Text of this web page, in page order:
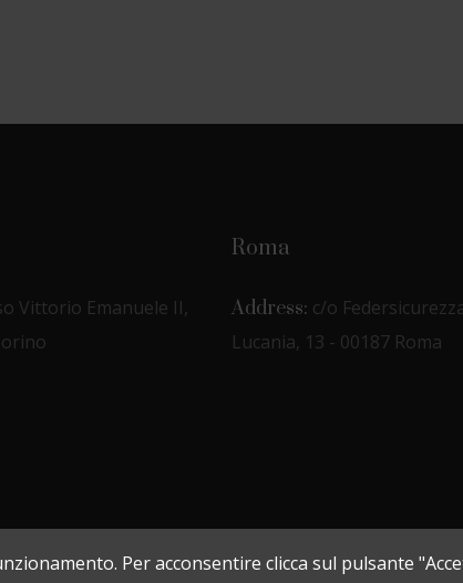
Vittorio Emanuele II,
Roma
Address: c/o
Lucania, 13 - 00187 Roma
Per acconsentire clicca sul pulsante